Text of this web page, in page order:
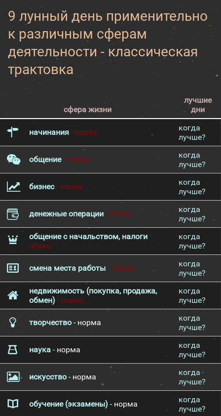
9 лунный день применительно
к различным сферам
деятельности - классическая
трактовка
сфера жизни
лучшие
дни
начинания - плохо
когда
лучше?
общение- плохо
когда
лучше?
бизнес- плохо
когда
лучше?
денежные операции - плохо
когда
лучше?
общение с начальством, налоги -
плохо
когда
лучше?
смена места работы - плохо
когда
лучше?
недвижимость (покупка, продажа,
обмен) - плохо
когда
лучше?
творчество - норма
когда
лучше?
наука - норма
когда
лучше?
искусство - норма
когда
лучше?
обучение (экзамены) - норма
когда
лучше?